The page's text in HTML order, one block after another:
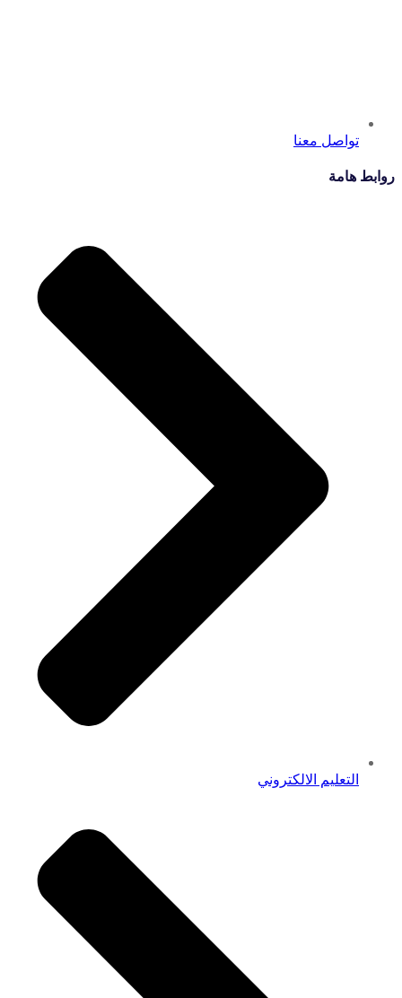
تواصل معنا
روابط هامة
التعليم الالكتروني